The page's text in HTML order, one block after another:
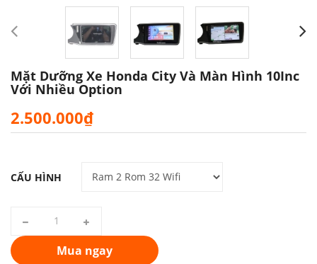
Mặt Dưỡng Xe Honda City Và Màn Hình 10Inc
Với Nhiều Option
2.500.000₫
CẤU HÌNH
Mua ngay